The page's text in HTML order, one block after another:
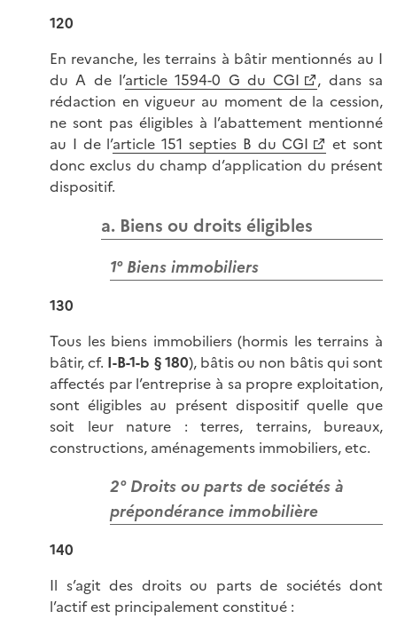
120
En revanche, les terrains à bâtir mentionnés au I
du A de l’article 1594-0 G du CGI
, dans sa
rédaction en vigueur au moment de la cession,
ne sont pas éligibles à l’abattement mentionné
au I de l’article 151 septies B du CGI
et sont
donc exclus du champ d’application du présent
dispositif.
a. Biens ou droits éligibles
1° Biens immobiliers
130
Tous les biens immobiliers (hormis les terrains à
bâtir, cf. I-B-1-b § 180), bâtis ou non bâtis qui sont
affectés par l’entreprise à sa propre exploitation,
sont éligibles au présent dispositif quelle que
soit leur nature : terres, terrains, bureaux,
constructions, aménagements immobiliers, etc.
2° Droits ou parts de sociétés à
prépondérance immobilière
140
Il s’agit des droits ou parts de sociétés dont
l’actif est principalement constitué :